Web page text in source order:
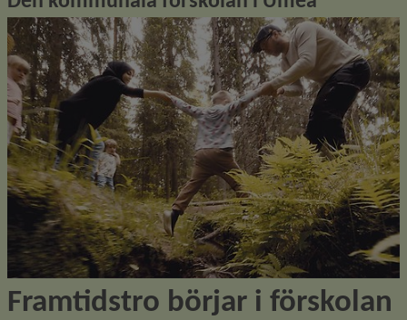
Framtidstro börjar i förskolan